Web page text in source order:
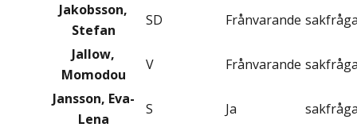
Jakobsson,
Stefan
SD Frånvarande
Jallow,
Momodou
V Frånvarande
Jansson, Eva-
Lena
S Ja